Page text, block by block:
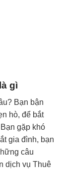
gì
Bạn bận
hò, để bắt
gặp khó
gia đình, bạn
câu
dịch vụ Thuê